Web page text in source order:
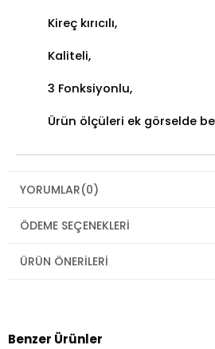
Kireç kırıcılı,
Kaliteli,
3 Fonksiyonlu,
Ürün ölçüleri ek görselde
YORUMLAR(0)
ÖDEME SEÇENEKLERI
ÜRÜN ÖNERILERI
Benzer Ürünler